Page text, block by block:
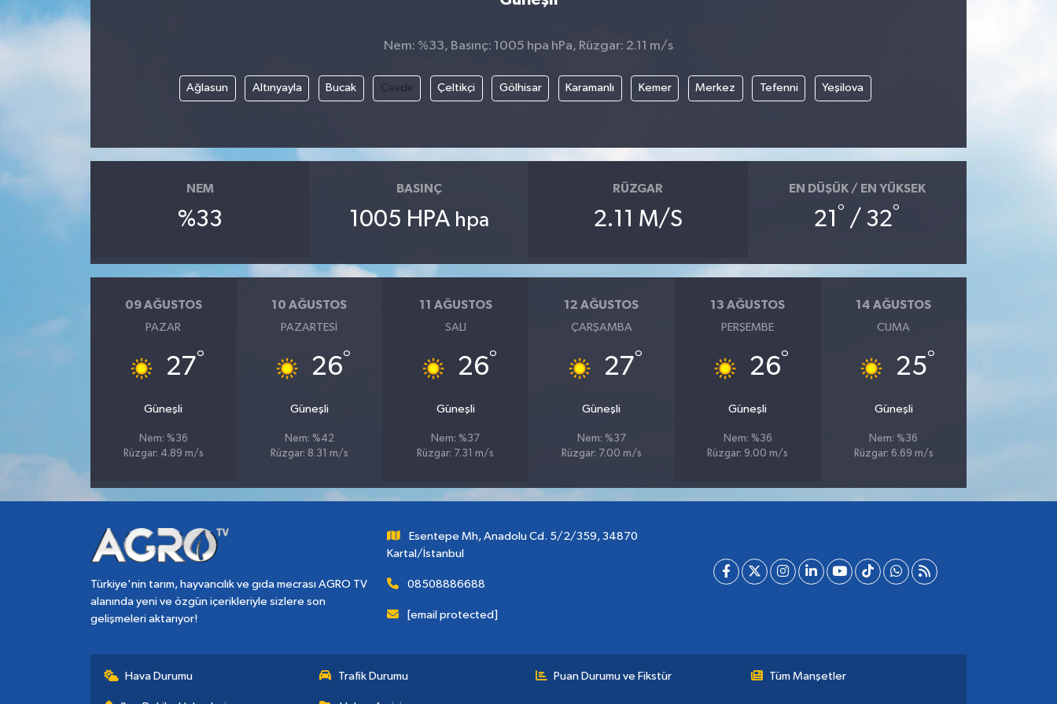
Nem: %33, Basınç: 1005 hpa hPa, Rüzgar: 2.11 m/s
Ağlasun Altınyayla Bucak Çavdır Çeltikçi Gölhisar Karamanlı Kemer Merkez Tefenni Yeşilova
NEM
%33
BASINÇ
1005 HPA hpa
RÜZGAR
2.11 M/S
EN DÜŞÜK / EN YÜKSEK
21 ° / 32°
09 AĞUSTOS
PAZAR
27°
Güneşli
Nem: %36
Rüzgar: 4.89 m/s
10 AĞUSTOS
PAZARTESI
26°
Güneşli
Nem: %42
Rüzgar: 8.31 m/s
11 AĞUSTOS
SALI
26°
Güneşli
Nem: %37
Rüzgar: 7.31 m/s
12 AĞUSTOS
ÇARŞAMBA
27°
Güneşli
Nem: %37
Rüzgar: 7.00 m/s
13 AĞUSTOS
PERŞEMBE
26°
Güneşli
Nem: %36
Rüzgar: 9.00 m/s
14 AĞUSTOS
CUMA
25°
Güneşli
Nem: %36
Rüzgar: 6.69 m/s
Türkiye'nin tarım, hayvancılık ve gıda mecrası AGRO TV
alanında yeni ve özgün içerikleriyle sizlere son
gelişmeleri aktarıyor!
Esentepe Mh, Anadolu Cd. 5/2/359, 34870
Kartal/İstanbul
08508886688
[email protected]
Hava Durumu Trafik Durumu Puan Durumu ve Fikstür Tüm Manşetler